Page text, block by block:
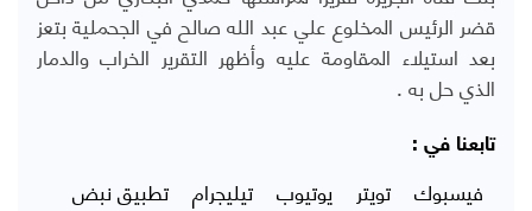
قضر الرئيس المخلوع علي عبد الله صالح في الجحملية بتعز
بعد استيلاء المقاومة عليه وأظهر التقرير الخراب والدمار
الذي حل به .
تابعنا في :
فيسبوك تويتر يوتيوب تيليجرام
تطبيق نبض